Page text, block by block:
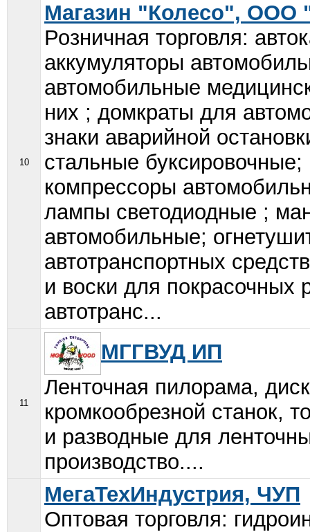
10
Магазин "Колесо", ООО
Розничная торговля:
аккумуляторы
автомобильные
них ; домкраты для
знаки аварийной
стальные
компрессоры
лампы светодиодные ;
автомобильные;
автотранспортных
и воски для покрасочных
автотранс...
11
МГГВУД ИП
Ленточная пилорама,
кромкообрезной станок,
и разводные для
производство....
МегаТехИндустрия, ЧУП
Оптовая торговля: